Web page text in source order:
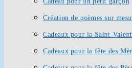
Création de poèmes sur
Cadeaux pour la Saint-
Cadeaux pour la fête des